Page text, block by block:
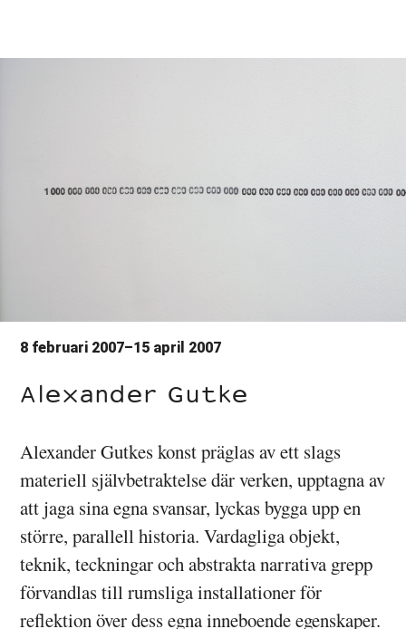
8 februari 2007–15 april 2007
Alexander Gutke
Alexander Gutkes konst präglas av ett slags
materiell självbetraktelse där verken, upptagna av
att jaga sina egna svansar, lyckas bygga upp en
större, parallell historia. Vardagliga objekt,
teknik, teckningar och abstrakta narrativa grepp
förvandlas till rumsliga installationer för
reflektion över dess egna inneboende egenskaper.